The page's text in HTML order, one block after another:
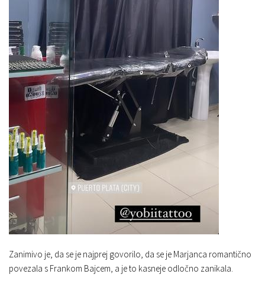
Zanimivo je, da se je najprej govorilo, da se je Marjanca romantično
povezala s Frankom Bajcem, a je to kasneje odločno zanikala.